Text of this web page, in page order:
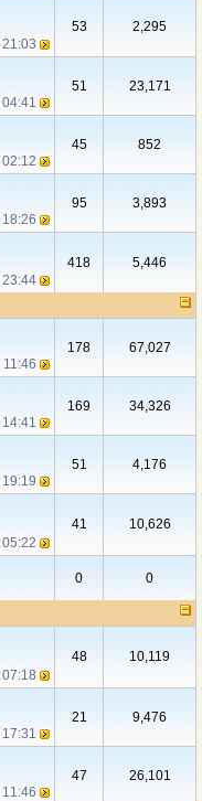
21:03
53 2,295
04:41
51 23,171
02:12
45 852
18:26
95 3,893
23:44
418 5,446
11:46
178 67,027
14:41
169 34,326
19:19
51 4,176
05:22
41 10,626
0 0
07:18
48 10,119
17:31
21 9,476
11:46
47 26,101